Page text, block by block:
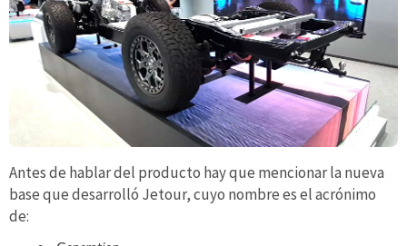
Antes de hablar del producto hay que mencionar la nueva
base que desarrolló Jetour, cuyo nombre es el acrónimo
de: